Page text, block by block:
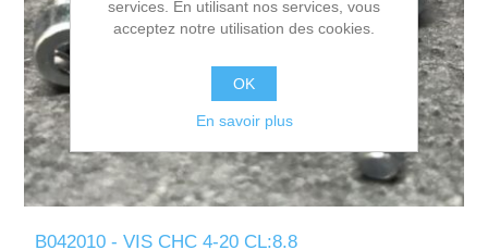
B042010 - VIS CHC 4-20 CL:8.8
services. En utilisant nos services, vous
acceptez notre utilisation des cookies.
OK
En savoir plus